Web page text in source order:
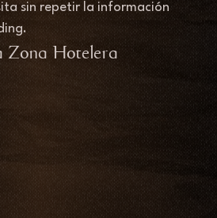
sin repetir la información
Zona Hotelera